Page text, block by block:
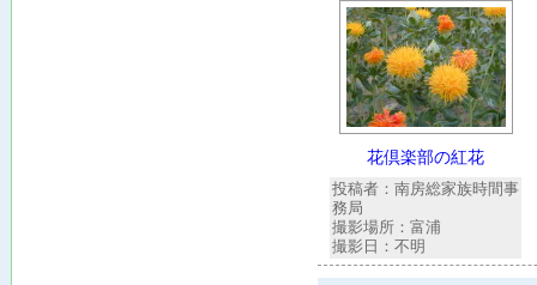
花倶楽部の紅花
投稿者：南房総家族時間事
務局
撮影場所：富浦
撮影日：不明